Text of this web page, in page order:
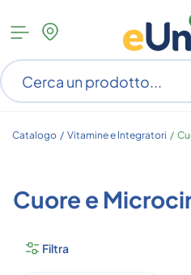
Apri
menu
categorie
Catalogo / Vitamine e Integratori /
Cuore e
Filtra